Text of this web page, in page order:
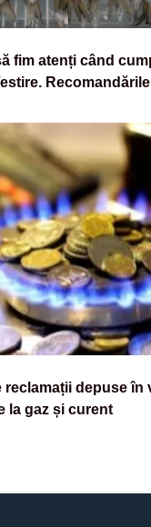
fim atenți când
reclamații depuse în
la gaz și curent